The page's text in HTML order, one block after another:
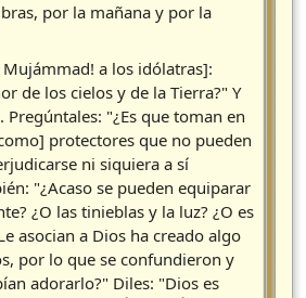
por la mañana y por la
Mujámmad! a los idólatras]:
de los cielos y de la Tierra?" Y
Pregúntales: "¿Es que toman en
protectores que no pueden
ni siquiera a sí
"¿Acaso se pueden equiparar
¿O las tinieblas y la luz? ¿O es
asocian a Dios ha creado algo
por lo que se confundieron y
adorarlo?" Diles: "Dios es